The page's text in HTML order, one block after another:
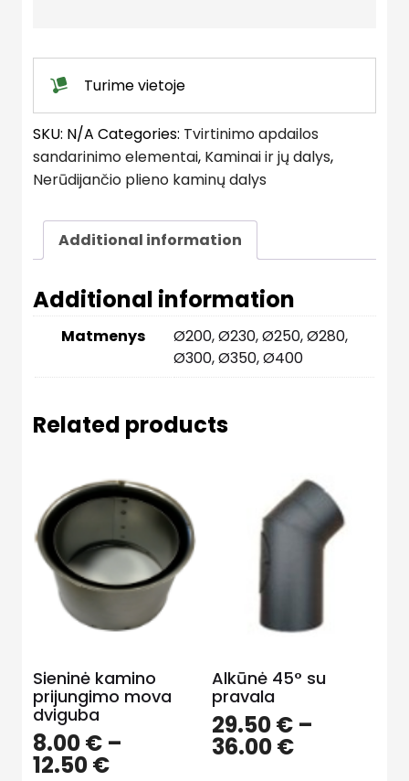
Turime vietoje
SKU: N/A Categories: Tvirtinimo apdailos
sandarinimo elementai, Kaminai ir jų dalys,
Nerūdijančio plieno kaminų dalys
Additional information
Additional information
Matmenys
Ø200, Ø230, Ø250, Ø280,
Ø300, Ø350, Ø400
Related products
Sieninė kamino
prijungimo mova
dviguba
8.00€ –
12.50€
Alkūnė 45° su
pravala
29.50€–
36.00€